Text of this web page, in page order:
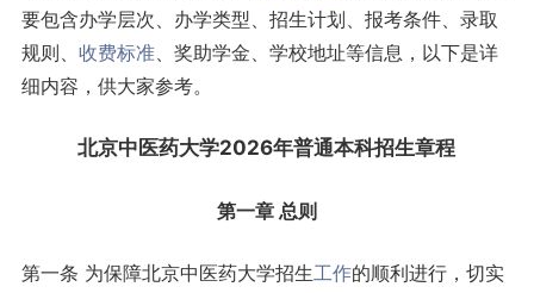
要包含办学层次、办学类型、招生计划、报考条件、录取
规则、 收费标准、奖助学金、学校地址等信息，以下是详
细内容，供大家参考。
北京中医药大学2026年普通本科招生章程
第一章 总则
第一条 为保障北京中医药大学招生工作的顺利进行，切实